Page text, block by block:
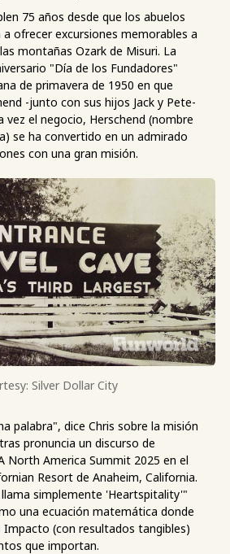
75 años desde que los abuelos
a ofrecer excursiones memorables a
montañas Ozark de Misuri. La
"Día de los Fundadores"
de primavera de 1950 en que
-junto con sus hijos Jack y Pete-
vez el negocio, Herschend (nombre
se ha convertido en un admirado
con una gran misión.
Silver Dollar City
palabra", dice Chris sobre la misión
pronuncia un discurso de
North America Summit 2025 en el
Resort de Anaheim, California.
simplemente 'Heartspitality'"
una ecuación matemática donde
(con resultados tangibles)
que importan.